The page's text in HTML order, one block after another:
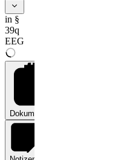
in §
39q
EEG
Dokumente